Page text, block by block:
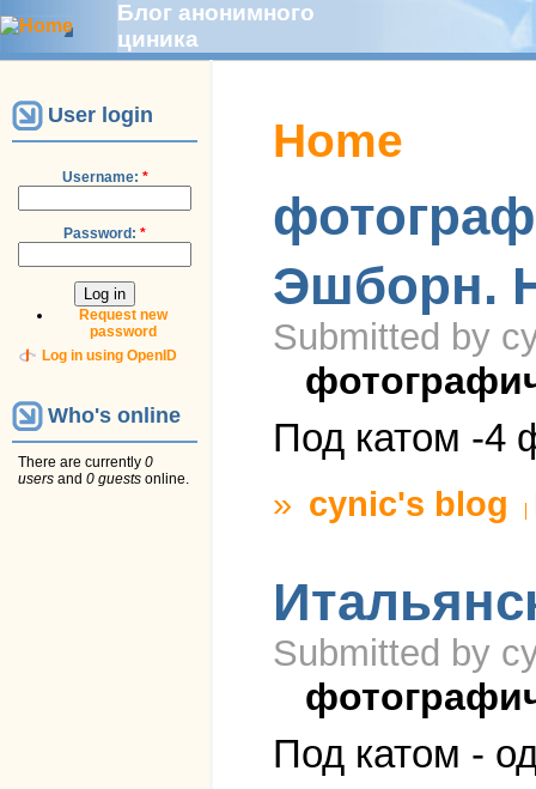
Блог анонимного
циника
User login
Username: *
Password: *
Request new
password
Log in using OpenID
Who's online
There are currently 0
users and 0 guests online.
Home
Эшборн.
Submitted by
Под катом -4
» cynic's blog
Submitted by
Под катом -